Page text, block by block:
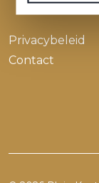
Privacybeleid
Contact